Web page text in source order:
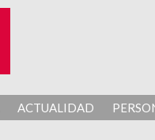
ACTUALIDAD